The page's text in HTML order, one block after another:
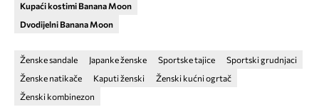
Kupaći kostimi Banana Moon
Dvodijelni Banana Moon
Ženske sandale Japanke ženske Sportske tajice
Sportski grudnjaci
Ženske natikače
Kaputi ženski
Ženski kućni ogrtač
Ženski kombinezon